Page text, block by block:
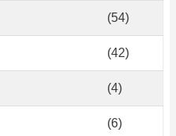
(54)
(42)
(4)
(6)